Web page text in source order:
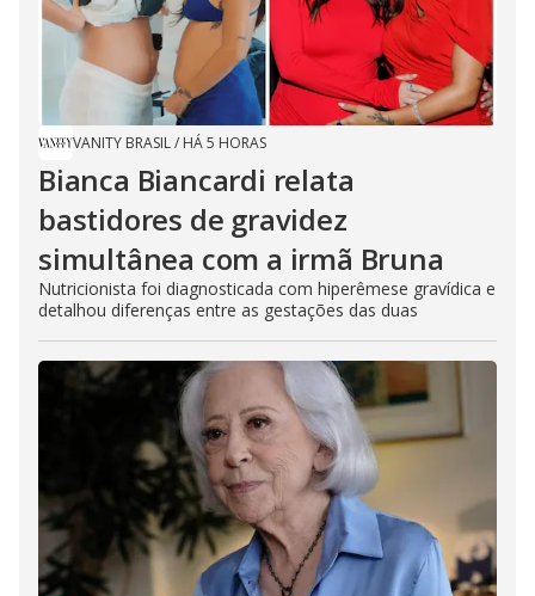
VANITY BRASIL/ HÁ 5 HORAS
Bianca Biancardi relata
bastidores de gravidez
simultânea com a irmã Bruna
Nutricionista foi diagnosticada com hiperêmese gravídica e
detalhou diferenças entre as gestações das duas